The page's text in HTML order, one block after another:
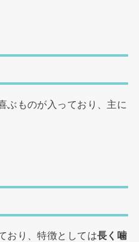
ぶものが入っており、主に
おり、特徴としては長く噛